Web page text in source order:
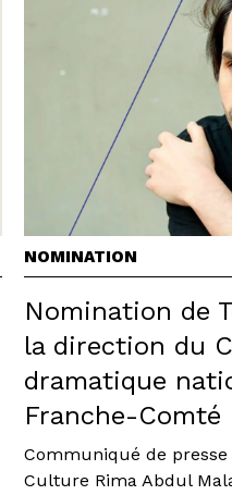
NOMINATION
Nomination de
la direction du
dramatique
Franche-Comté
Communiqué de
Culture Rima Abdul